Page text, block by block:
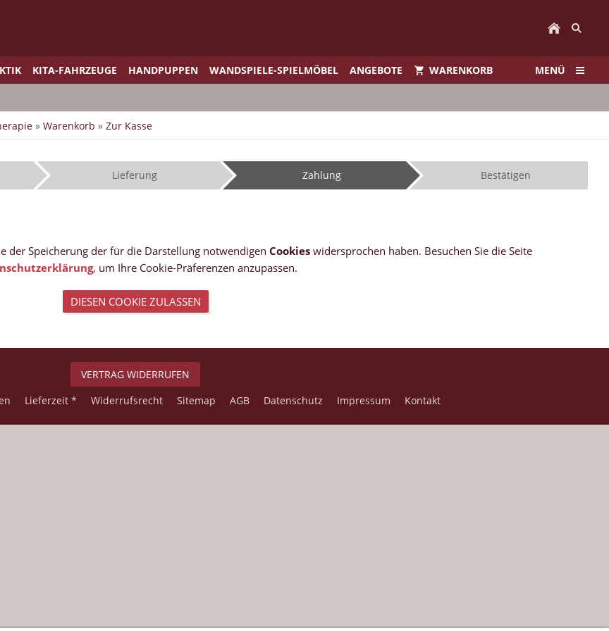
KITA-FAHRZEUGE HANDPUPPEN WANDSPIELE-SPIELMÖBEL ANGEBOTE WARENKORB MENÜ
» Warenkorb » Zur Kasse
Lieferung Zahlung Bestätigen
der Speicherung der für die Darstellung notwendigen Cookies widersprochen haben. Besuchen Sie die Seite
, um Ihre Cookie-Präferenzen anzupassen.
DIESEN COOKIE ZULASSEN
VERTRAG WIDERRUFEN
Lieferzeit * Widerrufsrecht Sitemap AGB Datenschutz Impressum Kontakt